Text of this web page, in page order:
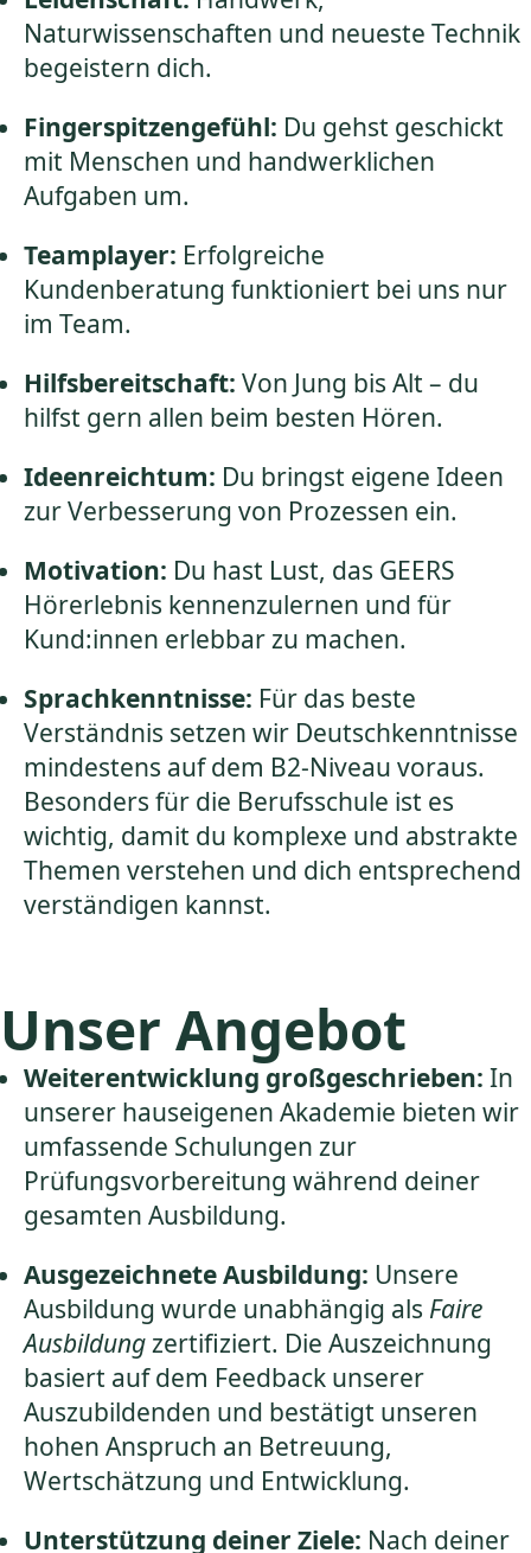
Naturwissenschaften und neueste Technik
begeistern dich.
Fingerspitzengefühl: Du gehst geschickt
mit Menschen und handwerklichen
Aufgaben um.
Teamplayer: Erfolgreiche
Kundenberatung funktioniert bei uns nur
im Team.
Hilfsbereitschaft: Von Jung bis Alt – du
hilfst gern allen beim besten Hören.
Ideenreichtum: Du bringst eigene Ideen
zur Verbesserung von Prozessen ein.
Motivation: Du hast Lust, das GEERS
Hörerlebnis kennenzulernen und für
Kund:innen erlebbar zu machen.
Sprachkenntnisse: Für das beste
Verständnis setzen wir Deutschkenntnisse
mindestens auf dem B2-Niveau voraus.
Besonders für die Berufsschule ist es
wichtig, damit du komplexe und abstrakte
Themen verstehen und dich entsprechend
verständigen kannst.
Unser Angebot
Weiterentwicklung großgeschrieben: In
unserer hauseigenen Akademie bieten wir
umfassende Schulungen zur
Prüfungsvorbereitung während deiner
gesamten Ausbildung.
Ausgezeichnete Ausbildung: Unsere
Ausbildung wurde unabhängig als Faire
Ausbildungzertifiziert. Die Auszeichnung
basiert auf dem Feedback unserer
Auszubildenden und bestätigt unseren
hohen Anspruch an Betreuung,
Wertschätzung und Entwicklung.
Unterstützung deiner Ziele: Nach deiner